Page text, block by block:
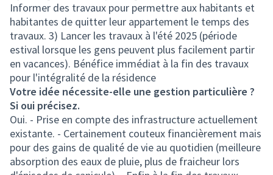
Informer des travaux pour permettre aux habitants et
habitantes de quitter leur appartement le temps des
travaux. 3) Lancer les travaux à l'été 2025 (période
estival lorsque les gens peuvent plus facilement partir
en vacances). Bénéfice immédiat à la fin des travaux
pour l'intégralité de la résidence
Votre idée nécessite-elle une gestion particulière ?
Si oui précisez.
Oui. - Prise en compte des infrastructure actuellement
existante. - Certainement couteux financièrement mais
pour des gains de qualité de vie au quotidien (meilleure
absorption des eaux de pluie, plus de fraicheur lors